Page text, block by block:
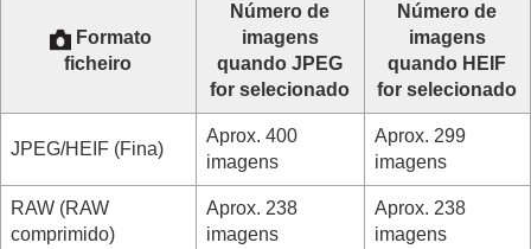
Formato
ficheiro
Número de
imagens
quando JPEG
for selecionado
Número de
imagens
quando HEIF
for selecionado
JPEG/HEIF (Fina)
Aprox. 400
imagens
Aprox. 299
imagens
RAW (RAW
comprimido)
Aprox. 238
imagens
Aprox. 238
imagens